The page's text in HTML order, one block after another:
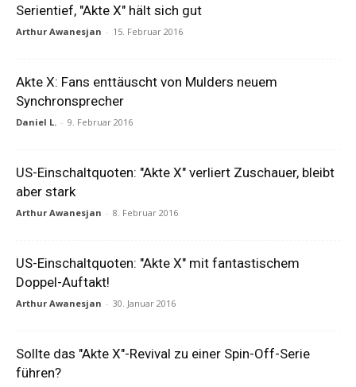
Serientief, "Akte X" hält sich gut
Arthur Awanesjan - 15. Februar 2016
Akte X: Fans enttäuscht von Mulders neuem
Synchronsprecher
Daniel L. - 9. Februar 2016
US-Einschaltquoten: "Akte X" verliert Zuschauer, bleibt
aber stark
Arthur Awanesjan - 8. Februar 2016
US-Einschaltquoten: "Akte X" mit fantastischem
Doppel-Auftakt!
Arthur Awanesjan - 30. Januar 2016
Sollte das "Akte X"-Revival zu einer Spin-Off-Serie
führen?